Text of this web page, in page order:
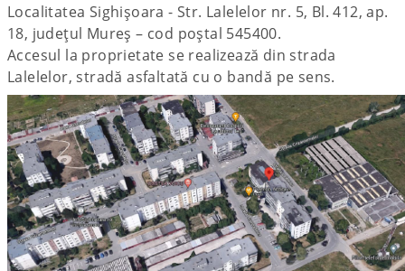
Localitatea Sighișoara - Str. Lalelelor nr. 5, Bl. 412, ap.
18, județul Mureș – cod poștal 545400.
Accesul la proprietate se realizează din strada
Lalelelor, stradă asfaltată cu o bandă pe sens.